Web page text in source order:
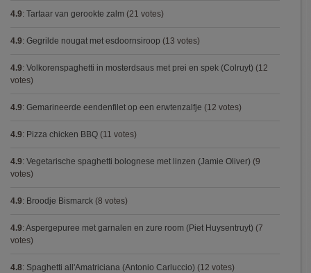
4.9: Tartaar van gerookte zalm (21 votes)
4.9: Gegrilde nougat met esdoornsiroop (13 votes)
4.9: Volkorenspaghetti in mosterdsaus met prei en spek (Colruyt) (12
votes)
4.9: Gemarineerde eendenfilet op een erwtenzalfje (12 votes)
4.9: Pizza chicken BBQ (11 votes)
4.9: Vegetarische spaghetti bolognese met linzen (Jamie Oliver) (9
votes)
4.9: Broodje Bismarck (8 votes)
4.9: Aspergepuree met garnalen en zure room (Piet Huysentruyt) (7
votes)
4.8: Spaghetti all'Amatriciana (Antonio Carluccio) (12 votes)